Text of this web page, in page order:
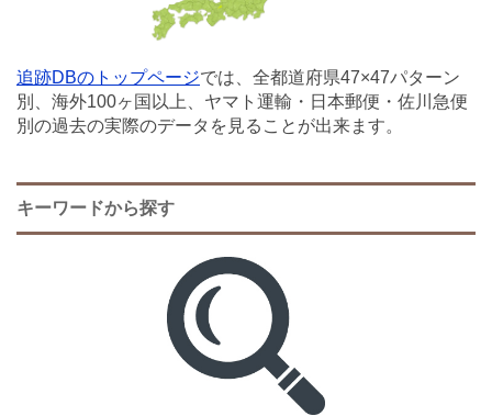
追跡DBのトップページでは、全都道府県47×47パターン
別、海外100ヶ国以上、ヤマト運輸・日本郵便・佐川急便
別の過去の実際のデータを見ることが出来ます。
キーワードから探す